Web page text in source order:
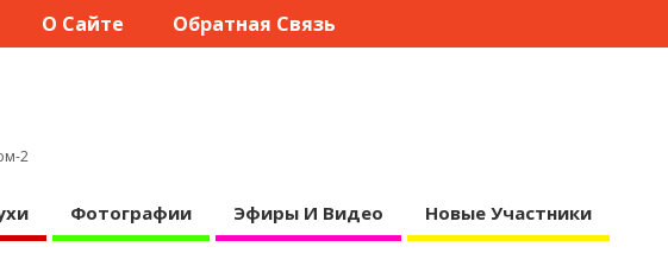
О Сайте Обратная Связь
2
Фотографии Эфиры И Видео Новые Участники